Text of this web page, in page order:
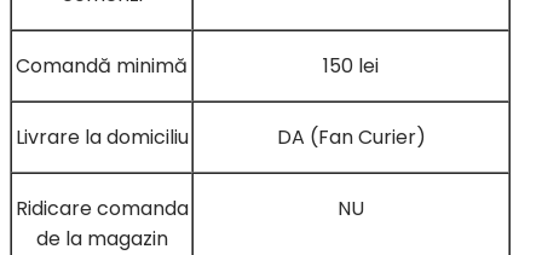
Comandă minimă 150 lei
Livrare la domiciliu DA (Fan Curier)
Ridicare comanda
de la magazin
NU